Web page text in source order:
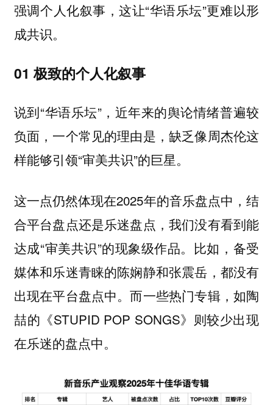
强调个人化叙事，这让“华语乐坛”更难以形
成共识。
01 极致的个人化叙事
说到“华语乐坛”，近年来的舆论情绪普遍较
负面，一个常见的理由是，缺乏像周杰伦这
样能够引领“审美共识”的巨星。
这一点仍然体现在2025年的音乐盘点中，结
合平台盘点还是乐迷盘点，我们没有看到能
达成“审美共识”的现象级作品。比如，备受
媒体和乐迷青睐的陈娴静和张震岳，都没有
出现在平台盘点中。而一些热门专辑，如陶
喆的《STUPID POP SONGS》则较少出现
在乐迷的盘点中。